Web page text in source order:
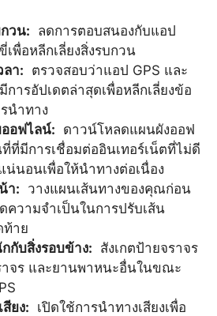
วน: ลดการตอบสนองกับแอป
พื่อหลีกเลี่ยงสิ่งรบกวน
ลา: ตรวจสอบว่าแอป GPS และ
ารอัปเดตล่าสุดเพื่อหลีกเลี่ยงข้อ
นำทาง
อฟไลน์: ดาวน์โหลดแผนผังออฟ
ที่มีการเชื่อมต่ออินเทอร์เน็ตที่ไม่ดี
น่นอนเพื่อให้นำทางต่อเนื่อง
า: วางแผนเส้นทางของคุณก่อน
ความจำเป็นในการปรับเส้น
าย
กับสิ่งรอบข้าง: สังเกตป้ายจราจร
จร และยานพาหนะอื่นในขณะ
ยง: เปิดใช้การนำทางเสียงเพื่อ